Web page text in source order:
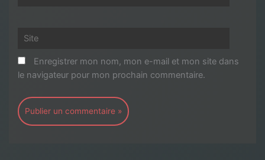
Site
Enregistrer mon nom, mon e-mail et mon site dans
le navigateur pour mon prochain commentaire.